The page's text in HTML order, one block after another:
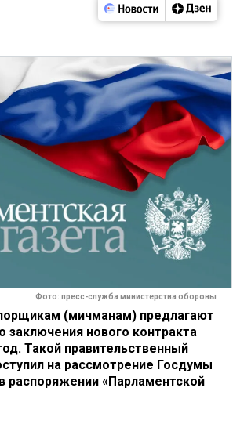
Фото: пресс-служба министерства обороны
(мичманам) предлагают
заключения нового контракта
Такой правительственный
на рассмотрение Госдумы
распоряжении «Парламентской